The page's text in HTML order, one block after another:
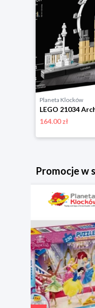
Planeta Klocków
164.00 zł
Promocje w